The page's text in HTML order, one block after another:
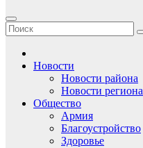
Новости
Новости района
Новости региона
Общество
Армия
Благоустройство
Здоровье